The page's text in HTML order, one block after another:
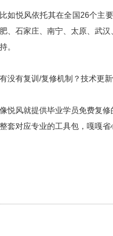
比如悦风依托其在全国26个主
肥、石家庄、南宁、太原、武
持。
有没有复训/复修机制？技术更
像悦风就提供毕业学员免费复
整套对应专业的工具包，嘎嘎省